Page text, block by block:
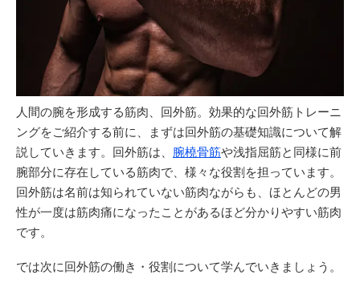
人間の腕を形成する筋肉、回外筋。効果的な回外筋トレーニ
ングをご紹介する前に、まずは回外筋の基礎知識について解
説していきます。回外筋は、 腕橈骨筋や浅指屈筋と同様に前
腕部分に存在している筋肉で、様々な役割を担っています。
回外筋は名前は知られていない筋肉ながらも、ほとんどの男
性が一度は筋肉痛になったことがあるほど分かりやすい筋肉
です。
では次に回外筋の働き・役割について学んでいきましょう。